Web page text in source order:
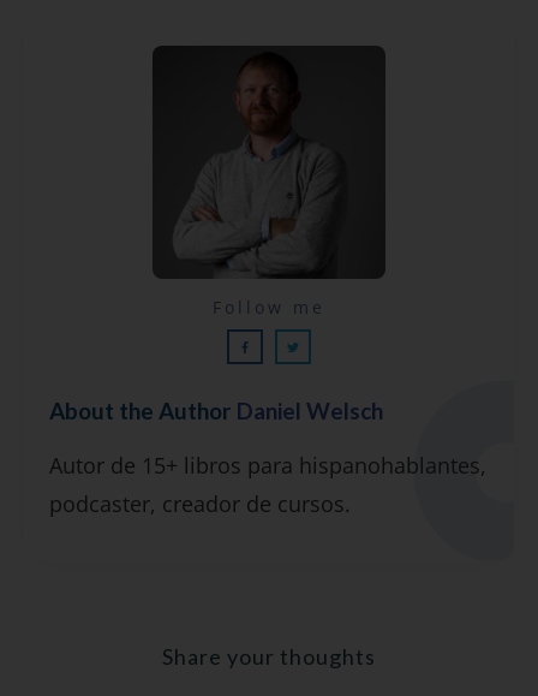
Lecciones por email...
Suscríbete y recibirás 2 o 3 lecciones
gratuitas por semana, además de la guía
"7 errores comunes al hablar inglés (y
About the Author Daniel Welsch
Autor de 15+ libros para hispanohablantes,
podcaster, creador de cursos.
Follow me
Share your thoughts